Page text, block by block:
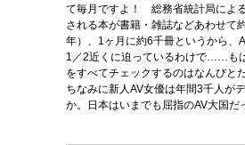
て毎月ですよ！ 総務省統計局によ
される本が書籍・雑誌などあわせて
年）、1ヶ月に約6千冊というから、
1／2近くに迫っているわけで……も
をすべてチェックするのはなんびと
ちなみに新人AV女優は年間3千人が
か。日本はいまでも屈指のAV大国だ